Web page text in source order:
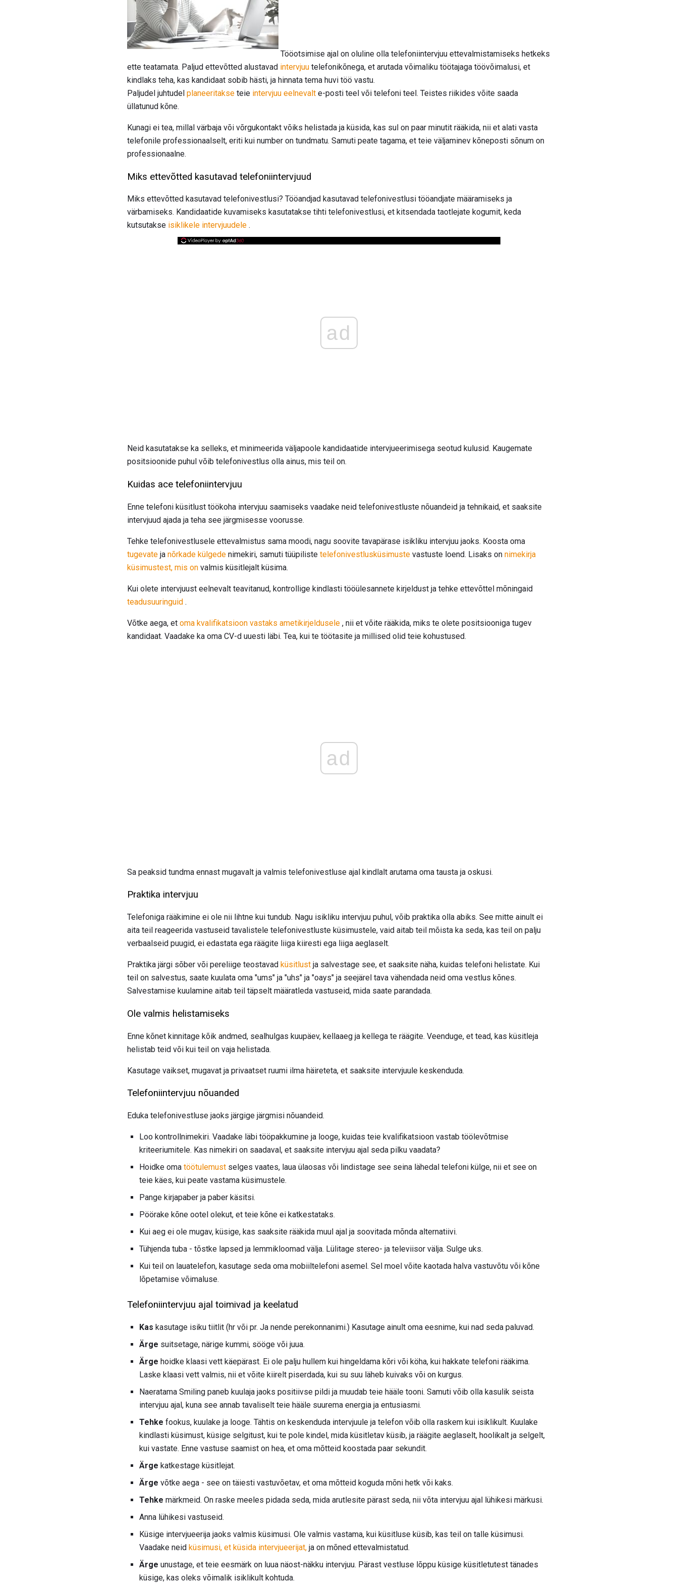
Tööotsimise ajal on oluline olla telefoniintervjuu ettevalmistamiseks hetkeks
ette teatamata. Paljud ettevõtted alustavad intervjuu telefonikõnega, et arutada võimaliku töötajaga töövõimalusi, et
kindlaks teha, kas kandidaat sobib hästi, ja hinnata tema huvi töö vastu.
Paljudel juhtudel planeeritakse teie intervjuu eelnevalt e-posti teel või telefoni teel. Teistes riikides võite saada
üllatunud kõne.
Kunagi ei tea, millal värbaja või võrgukontakt võiks helistada ja küsida, kas sul on paar minutit rääkida, nii et alati vasta
telefonile professionaalselt, eriti kui number on tundmatu. Samuti peate tagama, et teie väljaminev kõneposti sõnum on
professionaalne.
Miks ettevõtted kasutavad telefoniintervjuud
Miks ettevõtted kasutavad telefonivestlusi? Tööandjad kasutavad telefonivestlusi tööandjate määramiseks ja
värbamiseks. Kandidaatide kuvamiseks kasutatakse tihti telefonivestlusi, et kitsendada taotlejate kogumit, keda
kutsutakse isiklikele intervjuudele .
ad
Neid kasutatakse ka selleks, et minimeerida väljapoole kandidaatide intervjueerimisega seotud kulusid. Kaugemate
positsioonide puhul võib telefonivestlus olla ainus, mis teil on.
Kuidas ace telefoniintervjuu
Enne telefoni küsitlust töökoha intervjuu saamiseks vaadake neid telefonivestluste nõuandeid ja tehnikaid, et saaksite
intervjuud ajada ja teha see järgmisesse voorusse.
Tehke telefonivestlusele ettevalmistus sama moodi, nagu soovite tavapärase isikliku intervjuu jaoks. Koosta oma
tugevate ja nõrkade külgede nimekiri, samuti tüüpiliste telefonivestlusküsimuste vastuste loend. Lisaks on nimekirja
küsimustest, mis on valmis küsitlejalt küsima.
Kui olete intervjuust eelnevalt teavitanud, kontrollige kindlasti tööülesannete kirjeldust ja tehke ettevõttel mõningaid
teadusuuringuid .
Võtke aega, et oma kvalifikatsioon vastaks ametikirjeldusele , nii et võite rääkida, miks te olete positsiooniga tugev
kandidaat. Vaadake ka oma CV-d uuesti läbi. Tea, kui te töötasite ja millised olid teie kohustused.
ad
Sa peaksid tundma ennast mugavalt ja valmis telefonivestluse ajal kindlalt arutama oma tausta ja oskusi.
Praktika intervjuu
Telefoniga rääkimine ei ole nii lihtne kui tundub. Nagu isikliku intervjuu puhul, võib praktika olla abiks. See mitte ainult ei
aita teil reageerida vastuseid tavalistele telefonivestluste küsimustele, vaid aitab teil mõista ka seda, kas teil on palju
verbaalseid puugid, ei edastata ega räägite liiga kiiresti ega liiga aeglaselt.
Praktika järgi sõber või pereliige teostavad küsitlust ja salvestage see, et saaksite näha, kuidas telefoni helistate. Kui
teil on salvestus, saate kuulata oma "ums" ja "uhs" ja "oays" ja seejärel tava vähendada neid oma vestlus kõnes.
Salvestamise kuulamine aitab teil täpselt määratleda vastuseid, mida saate parandada.
Ole valmis helistamiseks
Enne kõnet kinnitage kõik andmed, sealhulgas kuupäev, kellaaeg ja kellega te räägite. Veenduge, et tead, kas küsitleja
helistab teid või kui teil on vaja helistada.
Kasutage vaikset, mugavat ja privaatset ruumi ilma häireteta, et saaksite intervjuule keskenduda.
Telefoniintervjuu nõuanded
Eduka telefonivestluse jaoks järgige järgmisi nõuandeid.
Loo kontrollnimekiri. Vaadake läbi tööpakkumine ja looge, kuidas teie kvalifikatsioon vastab töölevõtmise
kriteeriumitele. Kas nimekiri on saadaval, et saaksite intervjuu ajal seda pilku vaadata?
Hoidke oma töötulemust selges vaates, laua ülaosas või lindistage see seina lähedal telefoni külge, nii et see on
teie käes, kui peate vastama küsimustele.
Pange kirjapaber ja paber käsitsi.
Pöörake kõne ootel olekut, et teie kõne ei katkestataks.
Kui aeg ei ole mugav, küsige, kas saaksite rääkida muul ajal ja soovitada mõnda alternatiivi.
Tühjenda tuba - tõstke lapsed ja lemmikloomad välja. Lülitage stereo- ja televiisor välja. Sulge uks.
Kui teil on lauatelefon, kasutage seda oma mobiiltelefoni asemel. Sel moel võite kaotada halva vastuvõtu või kõne
lõpetamise võimaluse.
Telefoniintervjuu ajal toimivad ja keelatud
Kas kasutage isiku tiitlit (hr või pr. Ja nende perekonnanimi.) Kasutage ainult oma eesnime, kui nad seda paluvad.
Ärge suitsetage, närige kummi, sööge või juua.
Ärge hoidke klaasi vett käepärast. Ei ole palju hullem kui hingeldama kõri või köha, kui hakkate telefoni rääkima.
Laske klaasi vett valmis, nii et võite kiirelt piserdada, kui su suu läheb kuivaks või on kurgus.
Naeratama Smiling paneb kuulaja jaoks positiivse pildi ja muudab teie hääle tooni. Samuti võib olla kasulik seista
intervjuu ajal, kuna see annab tavaliselt teie hääle suurema energia ja entusiasmi.
Tehke fookus, kuulake ja looge. Tähtis on keskenduda intervjuule ja telefon võib olla raskem kui isiklikult. Kuulake
kindlasti küsimust, küsige selgitust, kui te pole kindel, mida küsitletav küsib, ja räägite aeglaselt, hoolikalt ja selgelt,
kui vastate. Enne vastuse saamist on hea, et oma mõtteid koostada paar sekundit.
Ärge katkestage küsitlejat.
Ärge võtke aega - see on täiesti vastuvõetav, et oma mõtteid koguda mõni hetk või kaks.
Tehke märkmeid. On raske meeles pidada seda, mida arutlesite pärast seda, nii võta intervjuu ajal lühikesi märkusi.
Anna lühikesi vastuseid.
Küsige intervjueerija jaoks valmis küsimusi. Ole valmis vastama, kui küsitluse küsib, kas teil on talle küsimusi.
Vaadake neid küsimusi, et küsida intervjueerijat, ja on mõned ettevalmistatud.
Ärge unustage, et teie eesmärk on luua näost-näkku intervjuu. Pärast vestluse lõppu küsige küsitletutest tänades
küsige, kas oleks võimalik isiklikult kohtuda.